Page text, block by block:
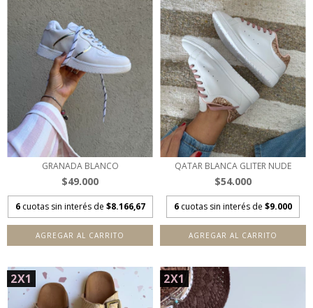
GRANADA BLANCO
$49.000
6 cuotas sin interés de $8.166,67
AGREGAR AL CARRITO
QATAR BLANCA GLITER NUDE
$54.000
6 cuotas sin interés de $9.000
AGREGAR AL CARRITO
2X1 2X1